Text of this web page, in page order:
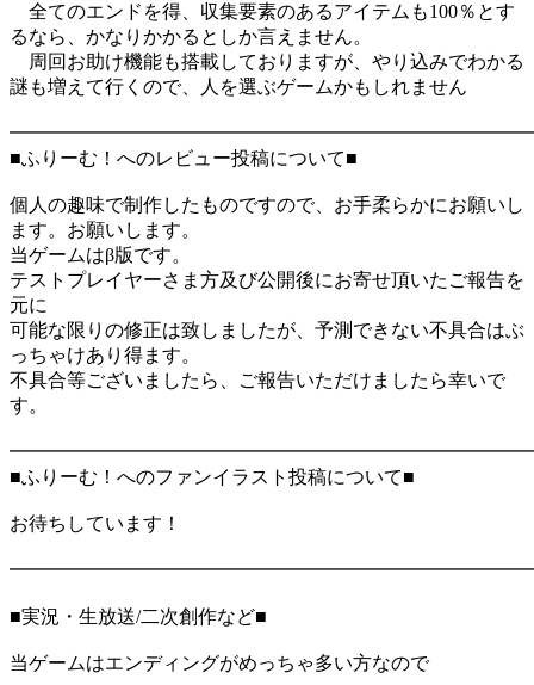
全てのエンドを得、収集要素のあるアイテムも100％とす
るなら、かなりかかるとしか言えません。
周回お助け機能も搭載しておりますが、やり込みでわかる
謎も増えて行くので、人を選ぶゲームかもしれません
■ふりーむ！へのレビュー投稿について■
個人の趣味で制作したものですので、お手柔らかにお願いし
ます。お願いします。
当ゲームはβ版です。
テストプレイヤーさま方及び公開後にお寄せ頂いたご報告を
元に
可能な限りの修正は致しましたが、予測できない不具合はぶ
っちゃけあり得ます。
不具合等ございましたら、ご報告いただけましたら幸いで
す。
■ふりーむ！へのファンイラスト投稿について■
お待ちしています！
■実況・生放送/二次創作など■
当ゲームはエンディングがめっちゃ多い方なので